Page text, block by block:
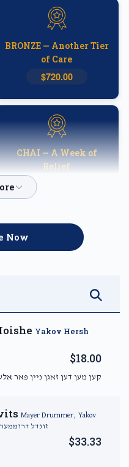
BRONZE — Another Tier
of Care
$720.00
CHAI — A Week of
Relief
$1,800.00
Now
Yakov Hersh
$18.00
קען מען דען זאגן ניין פאר
Mayer Drummer, Yakov
Hersh Drummer, Zindel Drummer - זונדל דרוממער
$33.33